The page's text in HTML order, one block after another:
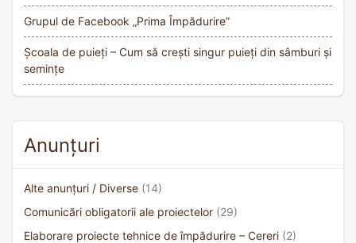
Grupul de Facebook „Prima Împădurire”
Școala de puieți – Cum să crești singur puieți din sâmburi și
semințe
Anunțuri
Alte anunțuri / Diverse (14)
Comunicări obligatorii ale proiectelor (29)
Elaborare proiecte tehnice de împădurire – Cereri (2)